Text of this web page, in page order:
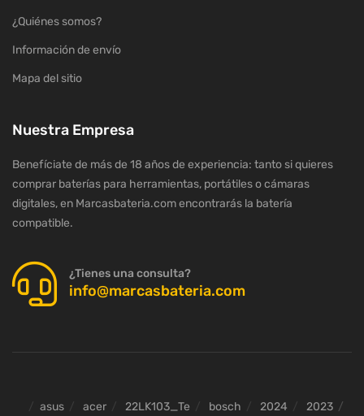
¿Quiénes somos?
Información de envío
Mapa del sitio
Nuestra Empresa
Benefíciate de más de 18 años de experiencia: tanto si quieres
comprar baterías para herramientas, portátiles o cámaras
digitales, en Marcasbateria.com encontrarás la batería
compatible.
¿Tienes una consulta?
info@marcasbateria.com
asus acer 22LK103_Te bosch 2024
2023